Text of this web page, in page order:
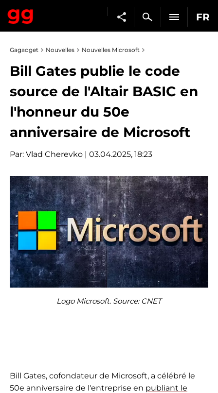
FR
Gagadget Nouvelles Nouvelles Microsoft
Bill Gates publie le code
source de l'Altair BASIC en
l'honneur du 50e
anniversaire de Microsoft
Par: Vlad Cherevko | 03.04.2025, 18:23
Logo Microsoft. Source: CNET
Bill Gates, cofondateur de Microsoft, a célébré le
50e anniversaire de l'entreprise en publiant le